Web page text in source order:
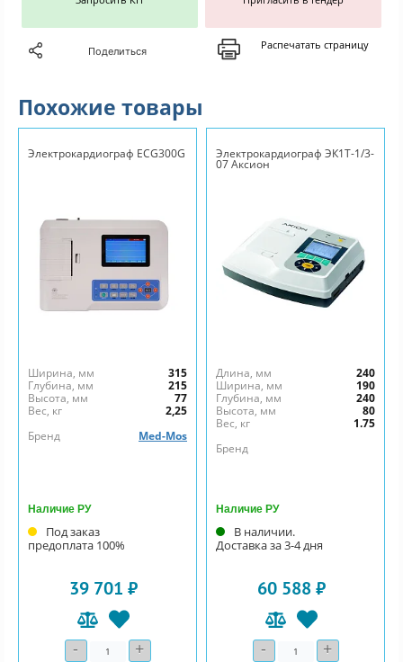
Поделиться Распечатать страницу
Похожие товары
Электрокардиограф ECG300G
Ширина, мм
315
Глубина, мм
215
Высота, мм
77
Вес, кг
2,25
Бренд
Med-Mos
Наличие РУ
Под заказ
предоплата 100%
39 701 ₽
- Количество+
Электрокардиограф ЭК1Т-1/3-
07 Аксион
Длина, мм
240
Ширина, мм
190
Глубина, мм
240
Высота, мм
80
Вес, кг
1.75
Бренд
Наличие РУ
В наличии.
Доставка за 3-4 дня
60 588 ₽
- Количество+